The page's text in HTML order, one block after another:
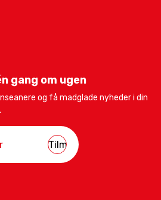
gang om ugen
og få madglade nyheder i din